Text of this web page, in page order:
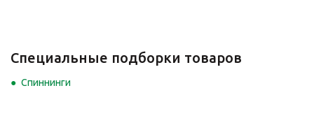
Специальные подборки товаров
Спиннинги